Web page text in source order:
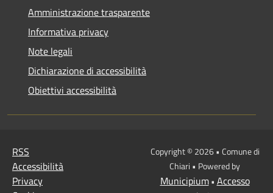
Amministrazione trasparente
Informativa privacy
Note legali
Dichiarazione di accessibilità
Obiettivi accessibilità
RSS
Accessibilità
Privacy
Copyright © 2026 • Comune di
Chiari • Powered by
Municipium• Accesso